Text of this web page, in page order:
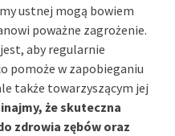
ustnej mogą bowiem
poważne zagrożenie.
aby regularnie
pomoże w zapobieganiu
także towarzyszącym jej
że skuteczna
zdrowia zębów oraz